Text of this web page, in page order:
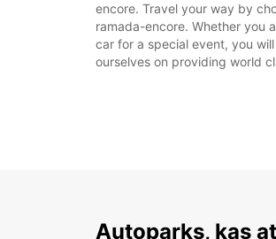
encore. Travel your way by
ramada-encore. Whether you
car for a special event, you
ourselves on providing world
Autoparks, kas